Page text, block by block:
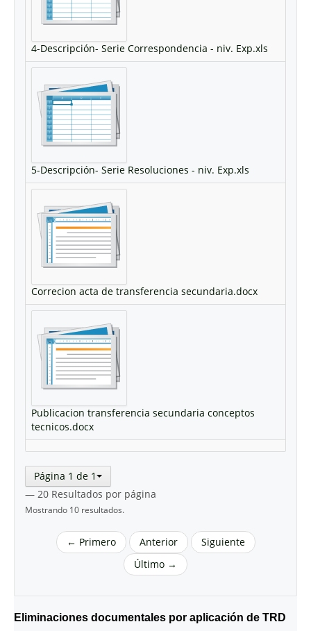
4-Descripción- Serie Correspondencia - niv. Exp.xls
5-Descripción- Serie Resoluciones - niv. Exp.xls
Correcion acta de transferencia secundaria.docx
Publicacion transferencia secundaria conceptos
tecnicos.docx
Página 1 de 1
— 20 Resultados por página
Mostrando 10 resultados.
← Primero Anterior
Siguiente
Último →
Eliminaciones documentales por aplicación de TRD